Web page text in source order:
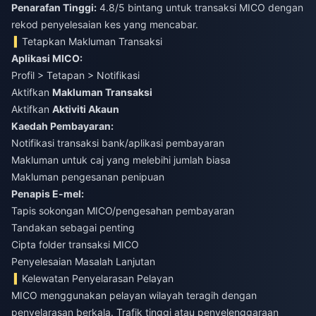
Penarafan Tinggi: 4.8/5 bintang untuk transaksi MICO dengan
rekod penyelesaian kes yang mencabar.
Tetapkan Makluman Transaksi
Aplikasi MICO:
Profil > Tetapan > Notifikasi
Aktifkan Makluman Transaksi
Aktifkan Aktiviti Akaun
Kaedah Pembayaran:
Notifikasi transaksi bank/aplikasi pembayaran
Makluman untuk caj yang melebihi jumlah biasa
Makluman pengesanan penipuan
Penapis E-mel:
Tapis sokongan MICO/pengesahan pembayaran
Tandakan sebagai penting
Cipta folder transaksi MICO
Penyelesaian Masalah Lanjutan
Kelewatan Penyelarasan Pelayan
MICO menggunakan pelayan wilayah teragih dengan
penyelarasan berkala. Trafik tinggi atau penyelenggaraan